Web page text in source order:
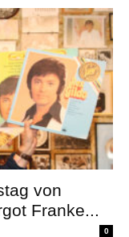
von
Franke...
0